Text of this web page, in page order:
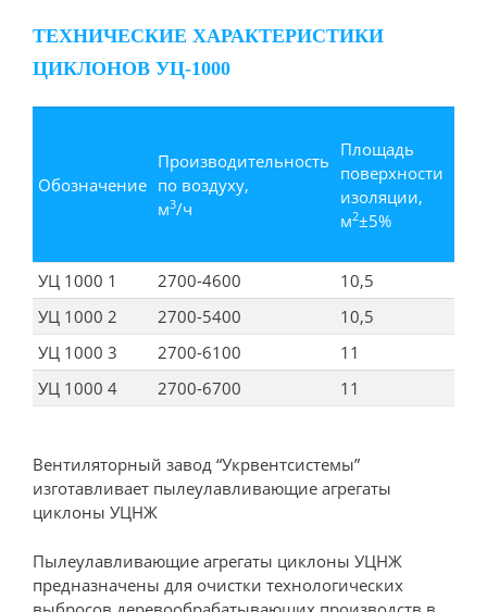
ТЕХНИЧЕСКИЕ ХАРАКТЕРИСТИКИ
ЦИКЛОНОВ УЦ-1000
Обозначение
Производительность
по воздуху,
м3/ч
Площадь
поверхности
изоляции,
м2±5%
УЦ 1000 1 2700-4600 10,5
УЦ 1000 2
2700-5400 10,5
УЦ 1000 3
2700-6100 11
УЦ 1000 4
2700-6700 11
Вентиляторный завод “Укрвентсистемы”
изготавливает пылеулавливающие агрегаты
циклоны УЦНЖ
Пылеулавливающие агрегаты циклоны УЦНЖ
предназначены для очистки технологических